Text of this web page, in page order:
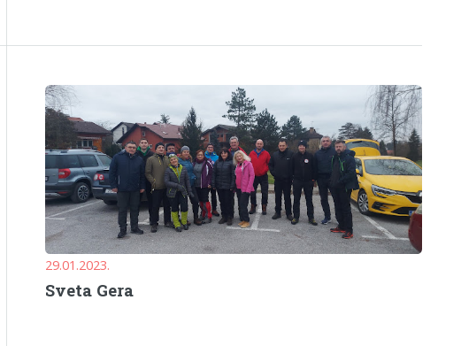
29.01.2023.
Sveta Gera